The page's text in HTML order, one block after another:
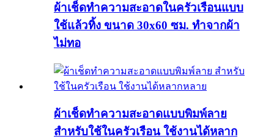
ผ้าเช็ดทำความสะอาดในครัวเรือนแบบ
ใช้แล้วทิ้ง ขนาด 30x60 ซม. ทำจากผ้า
ไม่ทอ
ผ้าเช็ดทำความสะอาดแบบพิมพ์ลาย
สำหรับใช้ในครัวเรือน ใช้งานได้หลาก